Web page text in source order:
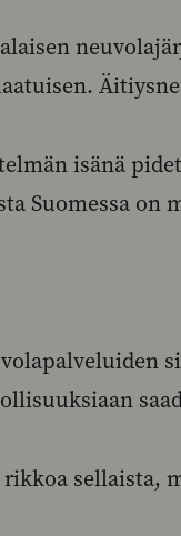
isänä
Suomessa
sellaista,